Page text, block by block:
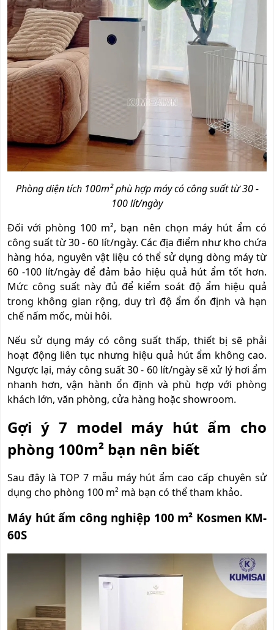
Phòng diện tích 100m² phù hợp máy có công suất từ 30 -
100 lít/ngày
Đối với phòng 100 m², bạn nên chọn máy hút ẩm có
công suất từ 30 - 60 lít/ngày. Các địa điểm như kho chứa
hàng hóa, nguyên vật liệu có thể sử dụng dòng máy từ
60 -100 lít/ngày để đảm bảo hiệu quả hút ẩm tốt hơn.
Mức công suất này đủ để kiểm soát độ ẩm hiệu quả
trong không gian rộng, duy trì độ ẩm ổn định và hạn
chế nấm mốc, mùi hôi.
Nếu sử dụng máy có công suất thấp, thiết bị sẽ phải
hoạt động liên tục nhưng hiệu quả hút ẩm không cao.
Ngược lại, máy công suất 30 - 60 lít/ngày sẽ xử lý hơi ẩm
nhanh hơn, vận hành ổn định và phù hợp với phòng
khách lớn, văn phòng, cửa hàng hoặc showroom.
Gợi ý 7 model máy hút ẩm cho
phòng 100m² bạn nên biết
Sau đây là TOP 7 mẫu máy hút ẩm cao cấp chuyên sử
dụng cho phòng 100 m² mà bạn có thể tham khảo.
Máy hút ẩm công nghiệp 100 m² Kosmen KM-
60S